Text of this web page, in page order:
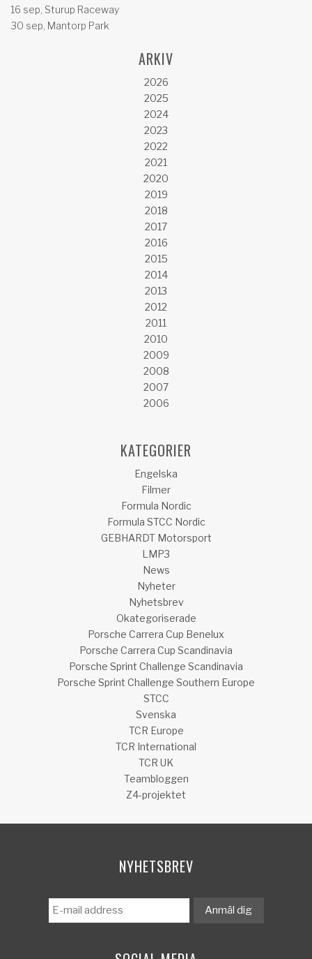
16 sep, Sturup Raceway
30 sep, Mantorp Park
ARKIV
2026
2025
2024
2023
2022
2021
2020
2019
2018
2017
2016
2015
2014
2013
2012
2011
2010
2009
2008
2007
2006
KATEGORIER
Engelska
Filmer
Formula Nordic
Formula STCC Nordic
GEBHARDT Motorsport
LMP3
News
Nyheter
Nyhetsbrev
Okategoriserade
Porsche Carrera Cup Benelux
Porsche Carrera Cup Scandinavia
Porsche Sprint Challenge Scandinavia
Porsche Sprint Challenge Southern Europe
STCC
Svenska
TCR Europe
TCR International
TCR UK
Teambloggen
Z4-projektet
NYHETSBREV